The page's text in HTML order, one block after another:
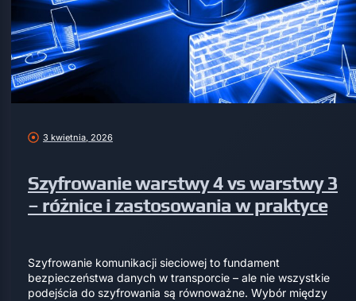
3 kwietnia, 2026
Szyfrowanie warstwy 4 vs warstwy 3
– różnice i zastosowania w praktyce
Szyfrowanie komunikacji sieciowej to fundament
bezpieczeństwa danych w transporcie – ale nie wszystkie
podejścia do szyfrowania są równoważne. Wybór między